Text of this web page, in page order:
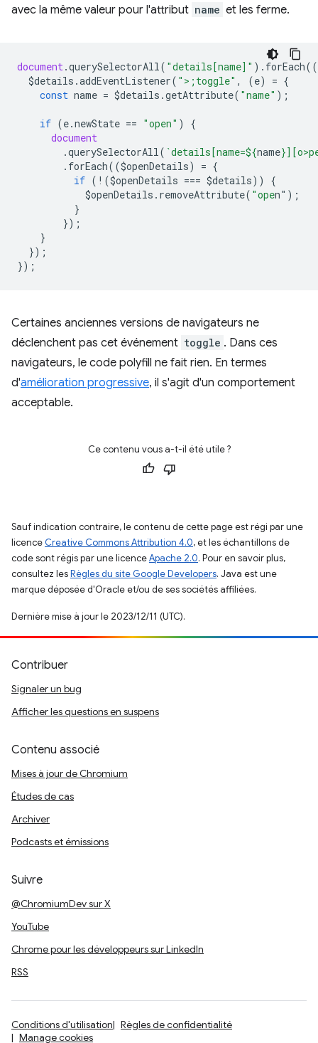
avec la même valeur pour l'attribut name et les ferme.
document.querySelectorAll( "details[name]" ). forEach((
$details .addEventListener( ">;toggle" , (e) = {
const name = $details .getAttribute( "name" );
if (e.newState == "open" )
{
document
.querySelectorAll( `details[name=${name}
. forEach(($openDetails) = {
if ( ! ($openDetails === $details))
{
$openDetails . removeAttribute( "open" );
}
});
}
});
});
Certaines anciennes versions de navigateurs ne
déclenchent pas cet événement toggle . Dans ces
navigateurs, le code polyfill ne fait rien. En termes
d'amélioration progressive, il s'agit d'un comportement
acceptable.
Ce contenu vous a-t-il été utile ?
Sauf indication contraire, le contenu de cette page est régi par une
licence Creative Commons Attribution 4.0, et les échantillons de
code sont régis par une licenceApache 2.0. Pour en savoir plus,
consultez lesRègles du site Google Developers. Java est une
marque déposée d'Oracle et/ou de ses sociétés affiliées.
Dernière mise à jour le 2023/12/11 (UTC).
Contribuer
Signaler un bug
Afficher les questions en suspens
Contenu associé
Mises à jour de Chromium
Études de cas
Archiver
Podcasts et émissions
Suivre
@ChromiumDev sur X
YouTube
Chrome pour les développeurs sur LinkedIn
RSS
Conditions d'utilisation
Règles de confidentialité
Manage cookies